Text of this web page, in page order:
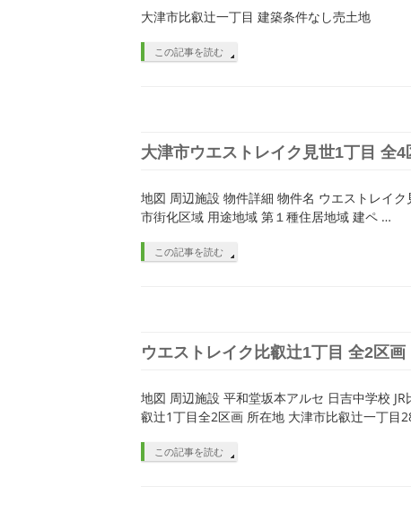
大津市比叡辻一丁目 建築条件なし売土地
この記事を読む
大津市ウエストレイク見世1丁目 全4
地図 周辺施設 物件詳細 物件名 ウエストレイ
市街化区域 用途地域 第１種住居地域 建ペ …
この記事を読む
ウエストレイク比叡辻1丁目 全2区画
地図 周辺施設 平和堂坂本アルセ 日吉中学校
叡辻1丁目全2区画 所在地 大津市比叡辻一丁目
この記事を読む